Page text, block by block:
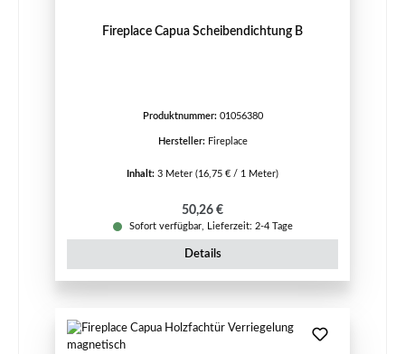
Fireplace Capua Scheibendichtung B
Produktnummer: 01056380
Hersteller: Fireplace
Inhalt: 3 Meter (16,75 € / 1 Meter)
Regulärer Preis:
50,26 €
Sofort verfügbar, Lieferzeit: 2-4 Tage
Details